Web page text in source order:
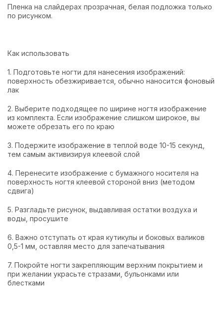
Пленка на слайдерах прозрачная, белая подложка только
по рисунком.
Как использовать
1. Подготовьте ногти для нанесения изображений:
поверхность обезжиривается, обычно наносится фоновый
лак
2. Выберите подходящее по ширине ногтя изображение
из комплекта. Если изображение слишком широкое, вы
можете обрезать его по краю
3. Подержите изображение в теплой воде 10-15 секунд,
тем самым активизируя клеевой слой
4. Перенесите изображение с бумажного носителя на
поверхность ногтя клеевой стороной вниз (методом
сдвига)
5. Разгладьте рисунок, выдавливая остатки воздуха и
воды, просушите
6. Важно отступать от края кутикулы и боковых валиков
0,5-1 мм, оставляя место для запечатывания
7. Покройте ногти закрепляющим верхним покрытием и
при желании украсьте стразами, бульонками или
блестками